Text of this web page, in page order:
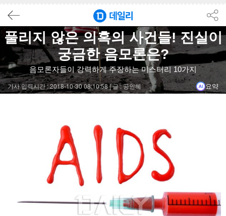
풀리지 않은 의혹의 사건들! 진실이
궁금한 음모론은?
음모론자들이 강력하게 주장하는 미스터리 10가지
기사 입력시간 : 2018-10-30 08:10:58 |글 : 공인혜 요약
결론
전 세계에는 과학적으로 설명할 수 없는 사건과 음모론이 존재하
아폴론 달 착륙 음모론은 달 착륙이 조작되었다고 주장하며,
셰익스피어 음모론은 그의 작품이 다른 사람에 의해 쓰여졌다
백신 음모론은 백신이 인구 감소를 위한 도구라는 주장을 포함
#달착륙#셰익스피어 #51구역 #백신